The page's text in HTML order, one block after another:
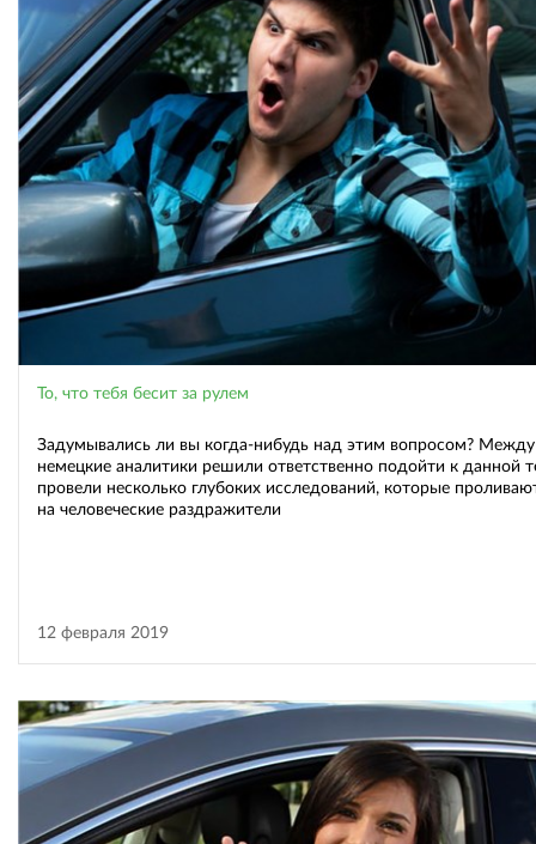
То, что тебя бесит за рулем
Задумывались ли вы когда-нибудь над этим вопросом?
немецкие аналитики решили ответственно подойти к данной
провели несколько глубоких исследований, которые
на человеческие раздражители
12 февраля 2019